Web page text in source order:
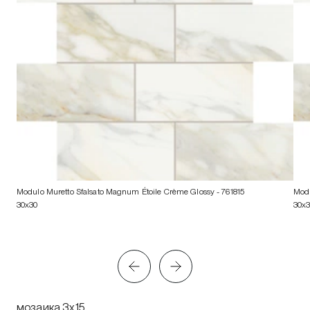
Modulo Muretto Sfalsato Magnum Étoile Crème Glossy - 761815
30x30